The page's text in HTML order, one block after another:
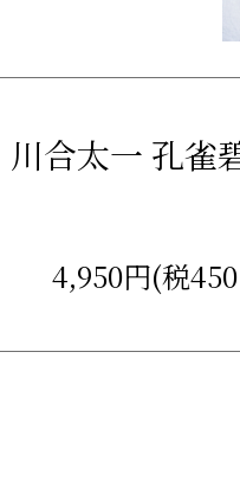
川合太一 孔雀
4,950円(税